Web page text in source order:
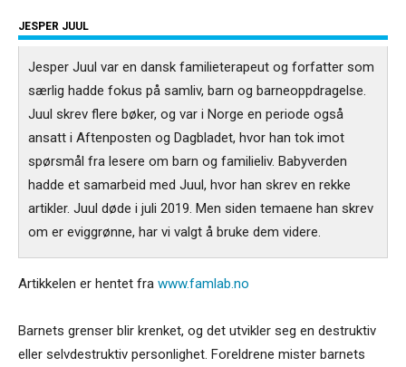
JESPER JUUL
Jesper Juul var en dansk familieterapeut og forfatter som
særlig hadde fokus på samliv, barn og barneoppdragelse.
Juul skrev flere bøker, og var i Norge en periode også
ansatt i Aftenposten og Dagbladet, hvor han tok imot
spørsmål fra lesere om barn og familieliv. Babyverden
hadde et samarbeid med Juul, hvor han skrev en rekke
artikler. Juul døde i juli 2019. Men siden temaene han skrev
om er eviggrønne, har vi valgt å bruke dem videre.
Artikkelen er hentet fra www.famlab.no
Barnets grenser blir krenket, og det utvikler seg en destruktiv
eller selvdestruktiv personlighet. Foreldrene mister barnets